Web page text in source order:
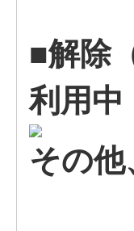
■解除
利用
その